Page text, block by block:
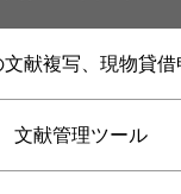
献複写、現物貸借
文献管理ツール